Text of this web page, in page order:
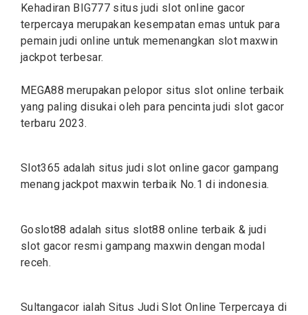
Kehadiran BIG777 situs judi slot online gacor
terpercaya merupakan kesempatan emas untuk para
pemain judi online untuk memenangkan slot maxwin
jackpot terbesar.
MEGA88 merupakan pelopor situs slot online terbaik
yang paling disukai oleh para pencinta judi slot gacor
terbaru 2023.
Slot365 adalah situs judi slot online gacor gampang
menang jackpot maxwin terbaik No.1 di indonesia.
Goslot88 adalah situs slot88 online terbaik & judi
slot gacor resmi gampang maxwin dengan modal
receh.
Sultangacor ialah Situs JudiSlot Online Terpercaya di